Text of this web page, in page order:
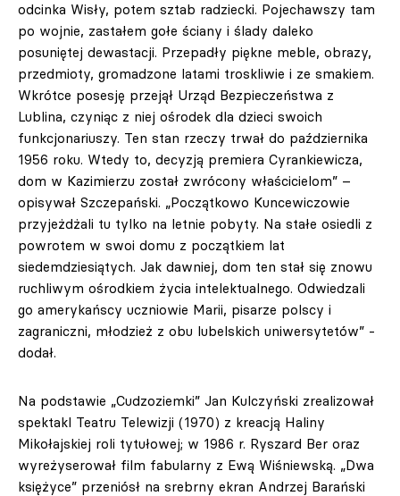
odcinka Wisły, potem sztab radziecki. Pojechawszy tam
po wojnie, zastałem gołe ściany i ślady daleko
posuniętej dewastacji. Przepadły piękne meble, obrazy,
przedmioty, gromadzone latami troskliwie i ze smakiem.
Wkrótce posesję przejął Urząd Bezpieczeństwa z
Lublina, czyniąc z niej ośrodek dla dzieci swoich
funkcjonariuszy. Ten stan rzeczy trwał do października
1956 roku. Wtedy to, decyzją premiera Cyrankiewicza,
dom w Kazimierzu został zwrócony właścicielom” –
opisywał Szczepański. „Początkowo Kuncewiczowie
przyjeżdżali tu tylko na letnie pobyty. Na stałe osiedli z
powrotem w swoi domu z początkiem lat
siedemdziesiątych. Jak dawniej, dom ten stał się znowu
ruchliwym ośrodkiem życia intelektualnego. Odwiedzali
go amerykańscy uczniowie Marii, pisarze polscy i
zagraniczni, młodzież z obu lubelskich uniwersytetów” -
dodał.
Na podstawie „Cudzoziemki” Jan Kulczyński zrealizował
spektakl Teatru Telewizji (1970) z kreacją Haliny
Mikołajskiej roli tytułowej; w 1986 r. Ryszard Ber oraz
wyreżyserował film fabularny z Ewą Wiśniewską. „Dwa
księżyce” przeniósł na srebrny ekran Andrzej Barański